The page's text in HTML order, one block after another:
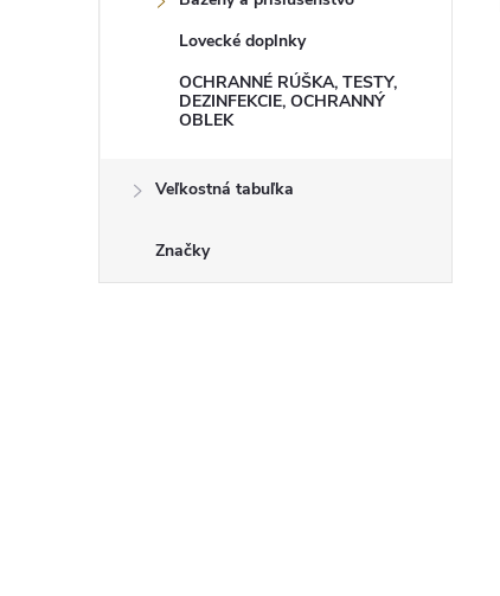
Lovecké doplnky
OCHRANNÉ RÚŠKA, TESTY,
DEZINFEKCIE, OCHRANNÝ
OBLEK
Veľkostná tabuľka
Značky